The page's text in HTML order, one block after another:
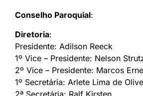
Conselho Paroquial:
Diretoria:
Presidente: Adilson Reeck
1º Vice – Presidente: Nelson
2º Vice – Presidente: Marcos
1º Secretária: Arlete Lima de
2ª Secretária: Ralf Kirsten